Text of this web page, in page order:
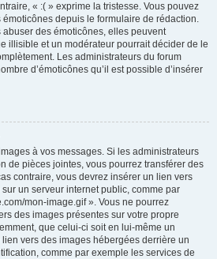
« :( » exprime la tristesse. Vous pouvez
depuis le formulaire de rédaction.
des émoticônes, elles peuvent
illisible et un modérateur pourrait décider de le
Les administrateurs du forum
d’émoticônes qu’il est possible d’insérer
à vos messages. Si les administrateurs
de pièces jointes, vous pourrez transférer des
contraire, vous devrez insérer un lien vers
un serveur internet public, comme par
mon-image.gif ». Vous ne pourrez
des images présentes sur votre propre
que celui-ci soit en lui-même un
vers des images hébergées derrière un
comme par exemple les services de